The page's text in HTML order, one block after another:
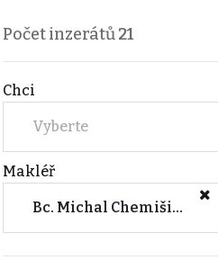
Počet inzerátů21
Chci
Vyberte
Makléř
Bc. Michal Chemišinec (REAL SPEKTRUM, a.s. - hlavní kancelář Brno)